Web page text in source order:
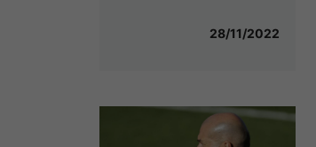
28/11/2022